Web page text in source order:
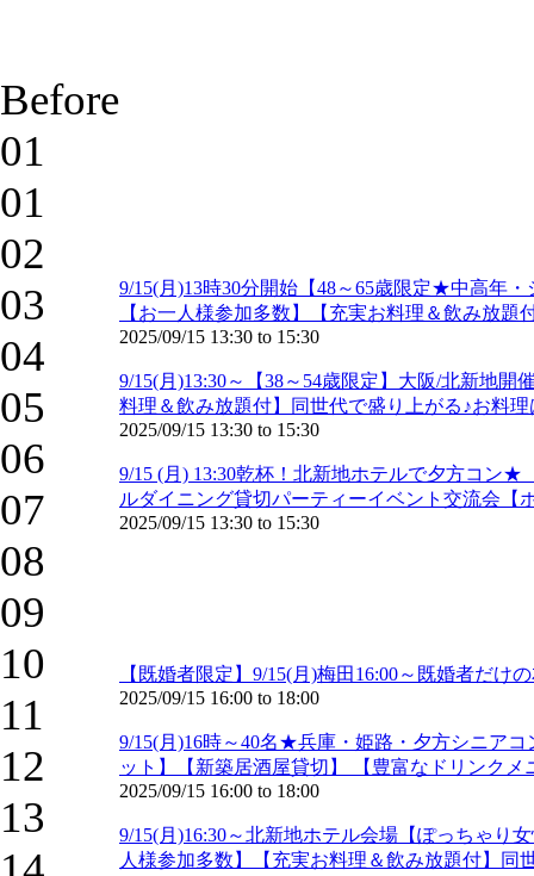
Before
01
01
02
03
04
05
06
07
08
09
10
11
12
13
9/15(月)13時30分開始【48～65歳限定★中高年
【お一人様参加多数】【充実お料理＆飲み放題
2025/09/15 13:30 to 15:30
9/15(月)13:30～【38～54歳限定】大阪/北新地
料理＆飲み放題付】同世代で盛り上がる♪お料
2025/09/15 13:30 to 15:30
9/15 (月) 13:30乾杯！北新地ホテルで夕方コン
ルダイニング貸切パーティーイベント交流会【
2025/09/15 13:30 to 15:30
【既婚者限定】9/15(月)梅田16:00～既婚者だ
2025/09/15 16:00 to 18:00
9/15(月)16時～40名★兵庫・姫路・夕方シニア
ット】【新築居酒屋貸切】 【豊富なドリンク
2025/09/15 16:00 to 18:00
9/15(月)16:30～北新地ホテル会場【ぽっちゃ
人様参加多数】【充実お料理＆飲み放題付】同